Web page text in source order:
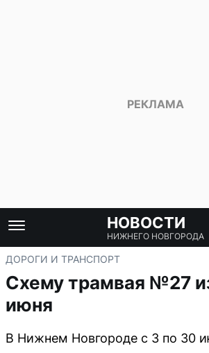
НОВОСТИ
НИЖНЕГО НОВГОРОДА
ДОРОГИ И ТРАНСПОРТ
Схему трамвая №27
июня
В Нижнем Новгороде с 3 по 30